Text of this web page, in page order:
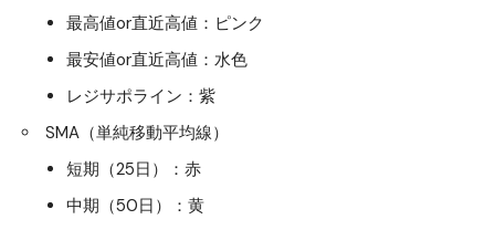
最高値or直近高値：ピンク
最安値or直近高値：水色
レジサポライン：紫
SMA（単純移動平均線）
短期（25日）：赤
中期（50日）：黄